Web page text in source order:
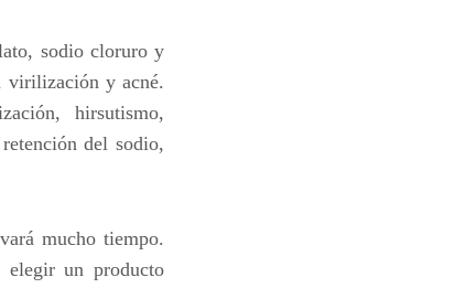
sodio cloruro y
virilización y acné.
hirsutismo,
del sodio,
mucho tiempo.
elegir un producto